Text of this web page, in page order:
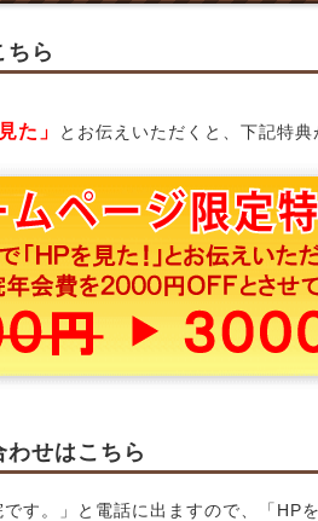
ちら
た」 とお伝えいただくと、下記特典
せはこちら
す。」と電話に出ますので、「HP